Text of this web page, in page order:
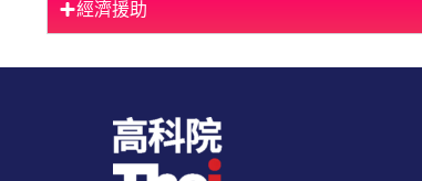
經濟援助